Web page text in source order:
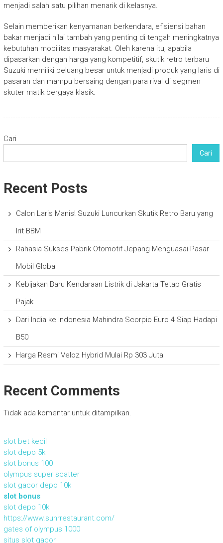
menjadi salah satu pilihan menarik di kelasnya.
Selain memberikan kenyamanan berkendara, efisiensi bahan
bakar menjadi nilai tambah yang penting di tengah meningkatnya
kebutuhan mobilitas masyarakat. Oleh karena itu, apabila
dipasarkan dengan harga yang kompetitif, skutik retro terbaru
Suzuki memiliki peluang besar untuk menjadi produk yang laris di
pasaran dan mampu bersaing dengan para rival di segmen
skuter matik bergaya klasik.
Cari
Cari
Recent Posts
Calon Laris Manis! Suzuki Luncurkan Skutik Retro Baru yang
Irit BBM
Rahasia Sukses Pabrik Otomotif Jepang Menguasai Pasar
Mobil Global
Kebijakan Baru Kendaraan Listrik di Jakarta Tetap Gratis
Pajak
Dari India ke Indonesia Mahindra Scorpio Euro 4 Siap Hadapi
B50
Harga Resmi Veloz Hybrid Mulai Rp 303 Juta
Recent Comments
Tidak ada komentar untuk ditampilkan.
slot bet kecil
slot depo 5k
slot bonus 100
olympus super scatter
slot gacor depo 10k
slot bonus
slot depo 10k
https://www.sunrrestaurant.com/
gates of olympus 1000
situs slot gacor